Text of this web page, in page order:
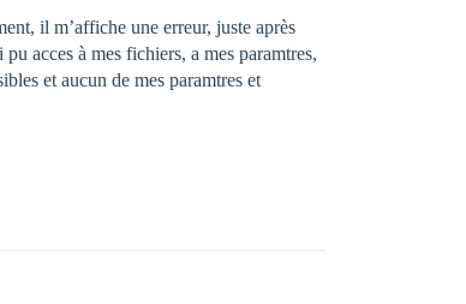
il m’affiche une erreur, juste après
acces à mes fichiers, a mes paramtres,
et aucun de mes paramtres et